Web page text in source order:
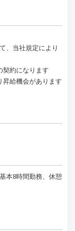
、当社規定により
約になります
給機会があります
本8時間勤務、休憩